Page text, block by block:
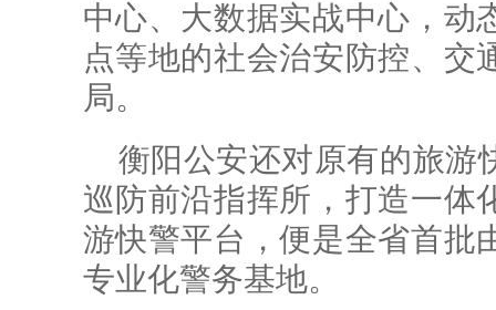
中心、大数据实战中心，动
点等地的社会治安防控、交
局。
衡阳公安还对原有的旅游
巡防前沿指挥所，打造一体
游快警平台，便是全省首批
专业化警务基地。